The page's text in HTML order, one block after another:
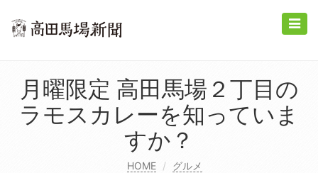
Toggle
月曜限定 高田馬場２丁目の
ラモスカレーを知っていま
すか？
HOME
グルメ